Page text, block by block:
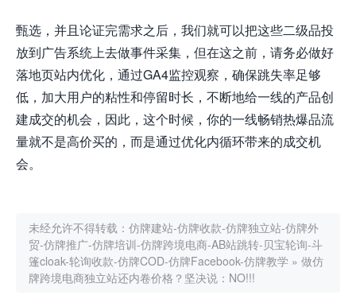
甄选，并且论证完需求之后，我们就可以把这些二级品投
放到广告系统上去做事件采集，但在这之前，请务必做好
落地页站内优化，通过GA4监控观察，确保跳失率足够
低，加大用户的粘性和停留时长，不断地给一线的产品创
建成交的机会，因此，这个时候，你的一线畅销热爆品流
量就不是高价买的，而是通过优化内循环带来的成交机
会。
未经允许不得转载： 仿牌建站-仿牌收款-仿牌独立站-仿牌外
贸-仿牌推广-仿牌培训-仿牌跨境电商-AB站跳转-贝宝轮询-斗
篷cloak-轮询收款-仿牌COD-仿牌Facebook-仿牌教学 » 做仿
牌跨境电商独立站还内卷价格？坚决说：NO!!!